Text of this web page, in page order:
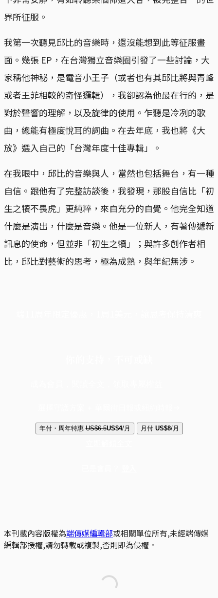
界所征服。
我第一次聽見邱比的音樂時，還沒能想到此等征服畫
面。幾張 EP，在台灣獨立音樂圈引發了一些討論，大
家稱他神秘，是電音小王子（或者也有其邱比將與青峰
或者王菲相較的奇怪邏輯），我卻認為他最在行的，是
對於聲響的理解，以及旋律的使用。乍聽是冷冽的歌
曲，總能有極度悅耳的詞曲。在去年底，我也將《大
放》選入自己的「台灣年度十佳專輯」。
在我眼中，邱比的音樂與人，當然也包括舞台，有一種
自信。跟他有了完整訪談後，我發現，那股自信比「初
生之犢不畏虎」更純粹，來自充分的自覺。他完全知道
什麼是演出，什麼是音樂。他是一位新人，有著傳遞新
訊息的使命，但並非「初生之犢」；與許多創作者相
比，邱比對藝術的思考，極為成熟，與年紀無涉。
年付・周年特惠 US$6.5US$4/月 月付 US$8/月
本刊載內容版權為端傳媒編輯部或相關單位所有,未經端傳媒
編輯部授權,請勿轉載或複製,否則即為侵權。